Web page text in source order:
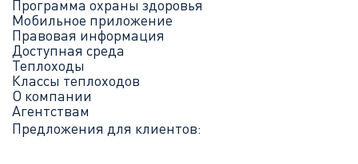
Программа охраны здоровья
Мобильное приложение
Правовая информация
Доступная среда
Теплоходы
Классы теплоходов
О компании
Агентствам
Предложения для клиентов: